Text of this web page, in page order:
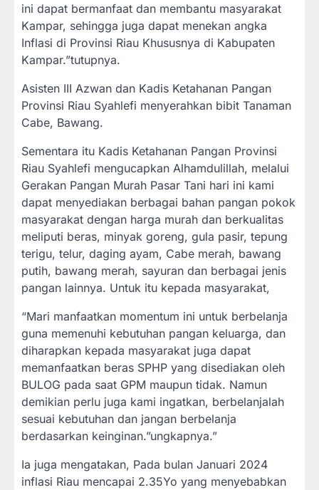
ini dapat bermanfaat dan membantu masyarakat
Kampar, sehingga juga dapat menekan angka
Inflasi di Provinsi Riau Khususnya di Kabupaten
Kampar.”tutupnya.
Asisten III Azwan dan Kadis Ketahanan Pangan
Provinsi Riau Syahlefi menyerahkan bibit Tanaman
Cabe, Bawang.
Sementara itu Kadis Ketahanan Pangan Provinsi
Riau Syahlefi mengucapkan Alhamdulillah, melalui
Gerakan Pangan Murah Pasar Tani hari ini kami
dapat menyediakan berbagai bahan pangan pokok
masyarakat dengan harga murah dan berkualitas
meliputi beras, minyak goreng, gula pasir, tepung
terigu, telur, daging ayam, Cabe merah, bawang
putih, bawang merah, sayuran dan berbagai jenis
pangan lainnya. Untuk itu kepada masyarakat,
“Mari manfaatkan momentum ini untuk berbelanja
guna memenuhi kebutuhan pangan keluarga, dan
diharapkan kepada masyarakat juga dapat
memanfaatkan beras SPHP yang disediakan oleh
BULOG pada saat GPM maupun tidak. Namun
demikian perlu juga kami ingatkan, berbelanjalah
sesuai kebutuhan dan jangan berbelanja
berdasarkan keinginan.”ungkapnya.”
Ia juga mengatakan, Pada bulan Januari 2024
inflasi Riau mencapai 2.35Yo yang menyebabkan